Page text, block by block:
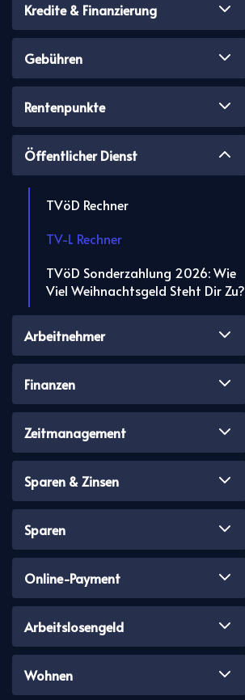
Kredite & Finanzierung
Gebühren
Rentenpunkte
Öffentlicher Dienst
TVöD Rechner
TV-L Rechner
TVöD Sonderzahlung 2026: Wie
Viel Weihnachtsgeld Steht Dir Zu?
Arbeitnehmer
Finanzen
Zeitmanagement
Sparen & Zinsen
Sparen
Online-Payment
Arbeitslosengeld
Wohnen